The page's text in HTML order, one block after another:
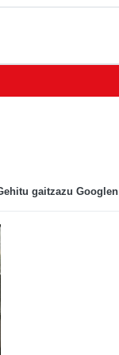
gaitzazu Googlen